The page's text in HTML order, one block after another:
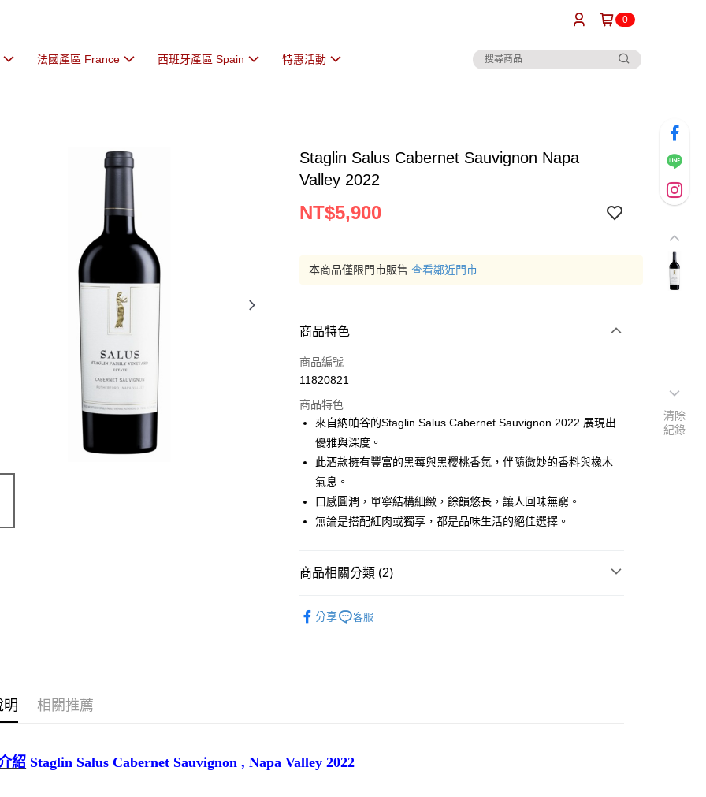
0
法國產區 France 西班牙產區 Spain 特惠活動
Staglin Salus Cabernet Sauvignon Napa
Valley 2022
NT$5,900
本商品僅限門市販售 查看鄰近門市
商品特色
商品編號
11820821
商品特色
來自納帕谷的Staglin Salus Cabernet Sauvignon 2022 展現出
優雅與深度。
此酒款擁有豐富的黑莓與黑櫻桃香氣，伴隨微妙的香料與橡木
氣息。
口感圓潤，單寧結構細緻，餘韻悠長，讓人回味無窮。
無論是搭配紅肉或獨享，都是品味生活的絕佳選擇。
商品相關分類 (2)
分享 客服
明 相關推薦
紹 Staglin Salus Cabernet Sauvignon , Napa Valley2022
清除
紀錄